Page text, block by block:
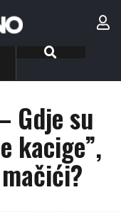
Gdje su
kacige”,